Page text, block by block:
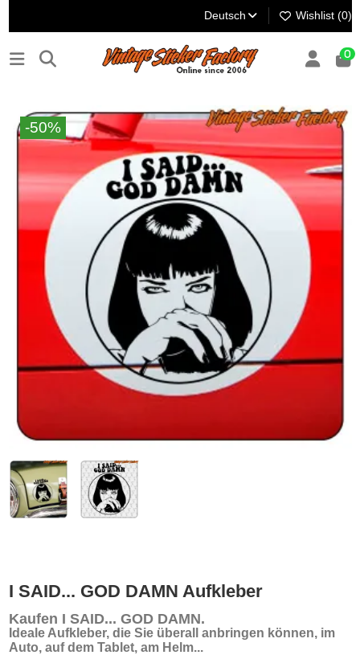
Deutsch Wishlist (0)
0
-50%
I SAID... GOD DAMN Aufkleber
Kaufen I SAID... GOD DAMN.
Ideale Aufkleber, die Sie überall anbringen können, im
Auto, auf dem Tablet, am Helm...